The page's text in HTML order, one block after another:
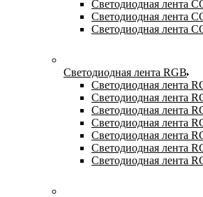
Светодиодная лента
Светодиодная лента
Светодиодная лента
Светодиодная лента RGB
Светодиодная лента
Светодиодная лента
Светодиодная лента
Светодиодная лента
Светодиодная лента
Светодиодная лента
Светодиодная лента